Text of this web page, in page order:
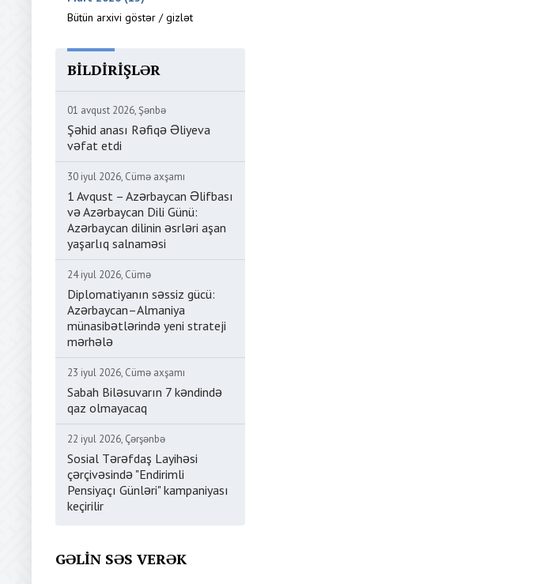
Bütün arxivi göstər / gizlət
BILDIRIŞLƏR
01 avqust 2026, Şənbə
Şəhid anası Rəfiqə Əliyeva
vəfat etdi
30 iyul 2026, Cümə axşamı
1 Avqust – Azərbaycan Əlifbası
və Azərbaycan Dili Günü:
Azərbaycan dilinin əsrləri aşan
yaşarlıq salnaməsi
24 iyul 2026, Cümə
Diplomatiyanın səssiz gücü:
Azərbaycan–Almaniya
münasibətlərində yeni strateji
mərhələ
23 iyul 2026, Cümə axşamı
Sabah Biləsuvarın 7 kəndində
qaz olmayacaq
22 iyul 2026, Çərşənbə
Sosial Tərəfdaş Layihəsi
çərçivəsində "Endirimli
Pensiyaçı Günləri" kampaniyası
keçirilir
GƏLIN SƏS VERƏK